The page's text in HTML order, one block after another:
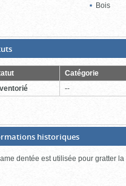
Bois
(Boite
ouverte,
cliquer
pour
fermer)
Catégorie
--
historiques(Boite
fermée,
pour
dentée est utilisée pour gratter